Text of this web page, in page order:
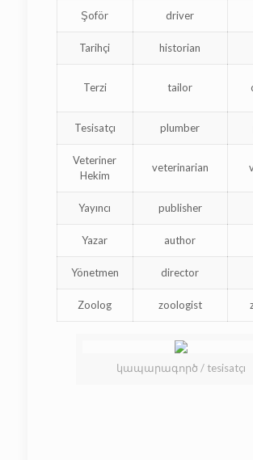
Şoför driver
Tarihçi historian
Terzi tailor
Tesisatçı plumber
Veteriner
Hekim
veterinarian
Yayıncı publisher
Yazar author
Yönetmen director
Zoolog zoologist
կապարագործ / tesisatçı